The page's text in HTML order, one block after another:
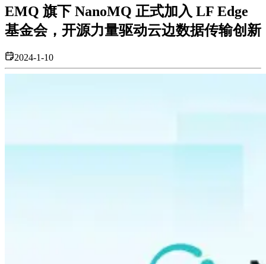
EMQ 旗下 NanoMQ 正式加入 LF Edge
基金会，开源力量驱动云边数据传输创新
2024-1-10